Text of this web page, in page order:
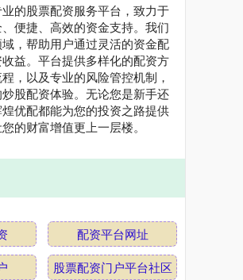
的股票配资服务平台，致力于
便捷、高效的资金支持。我们
，帮助用户通过灵活的资金配
益。平台提供多样化的配资方
，以及专业的风险管控机制，
股配资体验。无论您是新手还
优配都能为您的投资之路提供
的财富增值更上一层楼。
配资平台网址
股票配资门户平台社区